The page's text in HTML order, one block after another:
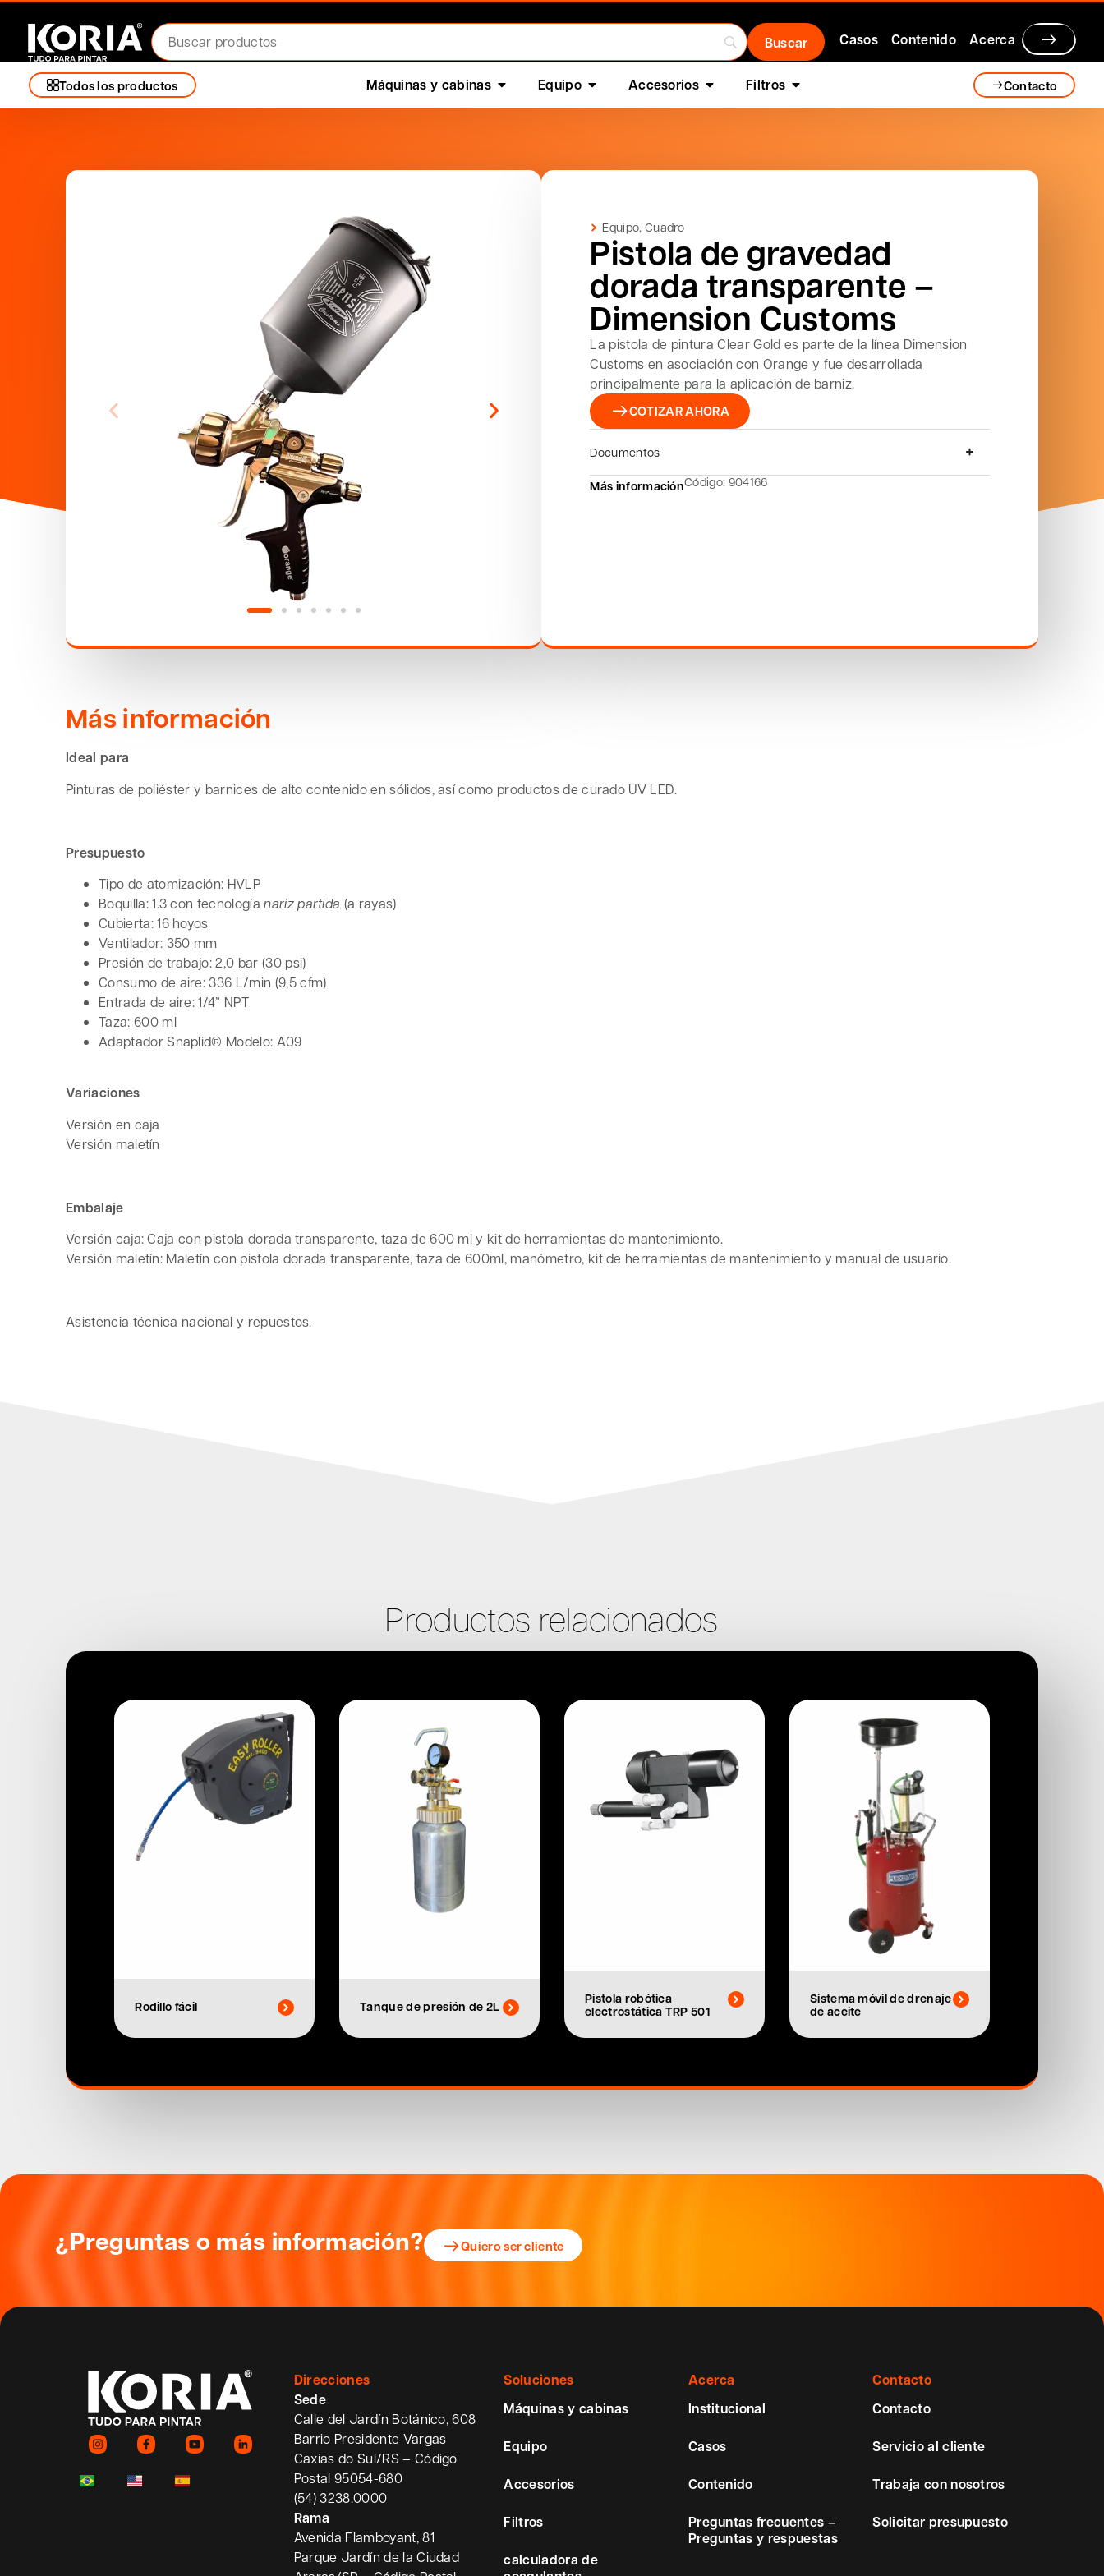
Casos Contenido Acerca
Todos los productos Máquinas y cabinas Equipo Accesorios Filtros Contacto
Equipo, Cuadro
Pistola de gravedad
dorada transparente –
Dimension Customs
La pistola de pintura Clear Gold es parte de la línea Dimension
Customs en asociación con Orange y fue desarrollada
principalmente para la aplicación de barniz.
COTIZAR AHORA
Documentos
Más informaciónCódigo: 904166
Más información
Ideal para
Pinturas de poliéster y barnices de alto contenido en sólidos, así como productos de curado UV LED.
Presupuesto
Tipo de atomización: HVLP
Boquilla: 1.3 con tecnologíanariz partida (a rayas)
Cubierta: 16 hoyos
Ventilador: 350 mm
Presión de trabajo: 2,0 bar (30 psi)
Consumo de aire: 336 L/min (9,5 cfm)
Entrada de aire: 1/4” NPT
Taza: 600 ml
Adaptador Snaplid® Modelo: A09
Variaciones
Versión en caja
Versión maletín
Embalaje
Versión caja: Caja con pistola dorada transparente, taza de 600 ml y kit de herramientas de mantenimiento.
Versión maletín: Maletín con pistola dorada transparente, taza de 600ml, manómetro, kit de herramientas de mantenimiento y manual de usuario.
Asistencia técnica nacional y repuestos.
Productos relacionados
Rodillo fácil Tanque de presión de 2L
Pistola robótica
electrostática TRP 501
Sistema móvil de drenaje
de aceite
¿Preguntas o más información? Quiero ser cliente
Direcciones
Sede
Calle del Jardín Botánico, 608
Barrio Presidente Vargas
Caxias do Sul/RS – Código
Postal 95054-680
(54) 3238.0000
Rama
Avenida Flamboyant, 81
Parque Jardín de la Ciudad
Soluciones
Máquinas y cabinas
Equipo
Accesorios
Filtros
calculadora de
Acerca
Institucional
Casos
Contenido
Preguntas frecuentes –
Preguntas y respuestas
Contacto
Contacto
Servicio al cliente
Trabaja con nosotros
Solicitar presupuesto